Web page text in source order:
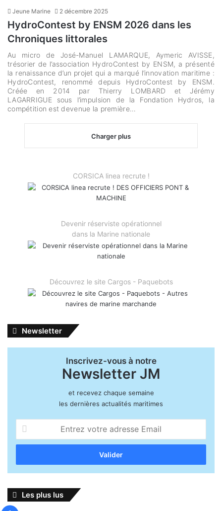
Jeune Marine 2 décembre 2025
HydroContest by ENSM 2026 dans les
Chroniques littorales
Au micro de José-Manuel LAMARQUE, Aymeric AVISSE,
trésorier de l’association HydroContest by ENSM, a présenté
la renaissance d’un projet qui a marqué l’innovation maritime :
HydroContest, renommé depuis HydroContest by ENSM.
Créée en 2014 par Thierry LOMBARD et Jérémy
LAGARRIGUE sous l’impulsion de la Fondation Hydros, la
compétition est devenue la première…
Charger plus
CORSICA linea recrute !
Devenir réserviste opérationnel
dans la Marine nationale
Découvrez le site Cargos - Paquebots
Newsletter
Inscrivez-vous à notre
Newsletter JM
et recevez chaque semaine
les dernières actualités maritimes
votre
adresse
Les plus lus